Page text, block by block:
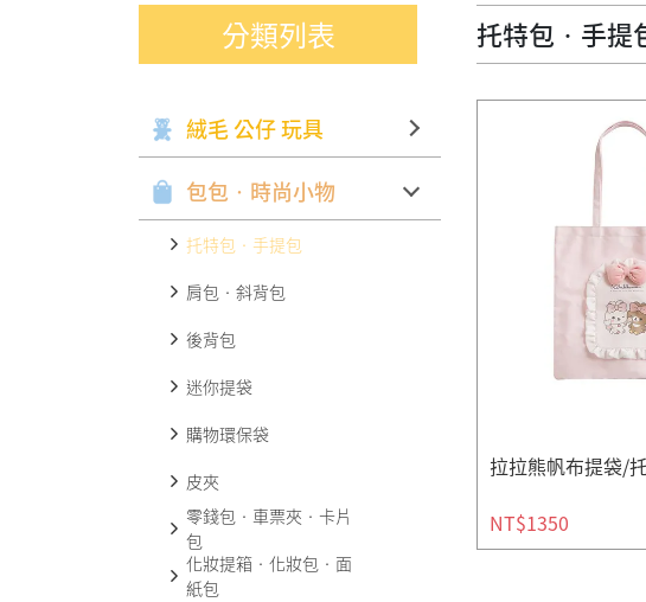
分類列表
絨毛 公仔 玩具
包包‧時尚小物
托特包‧手提包
肩包‧斜背包
後背包
迷你提袋
購物環保袋
皮夾
零錢包‧車票夾‧卡片
包
化妝提箱‧化妝包‧面
紙包
托特包‧手提
拉拉熊帆布提袋/
NT$1350